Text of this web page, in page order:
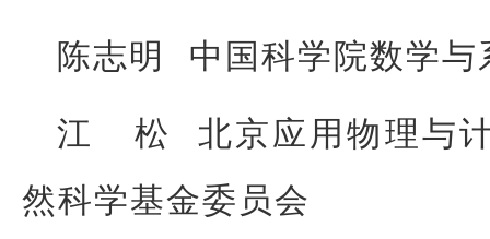
陈志明 中国科学院数学与
江 松 北京应用物理与
然科学基金委员会